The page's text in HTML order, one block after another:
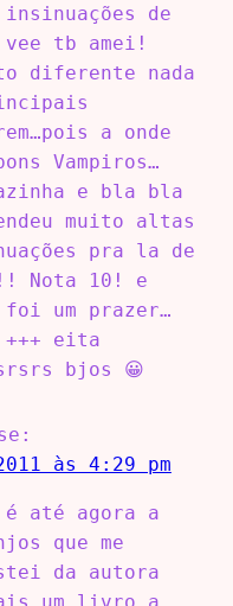
de
vee tb amei!
diferente nada
a onde
Vampiros…
e bla bla
muito altas
pra la de
Nota 10! e
um prazer…
+++ eita
bjos 😀
às 4:29 pm
é até agora a
que me
da autora
um livro a